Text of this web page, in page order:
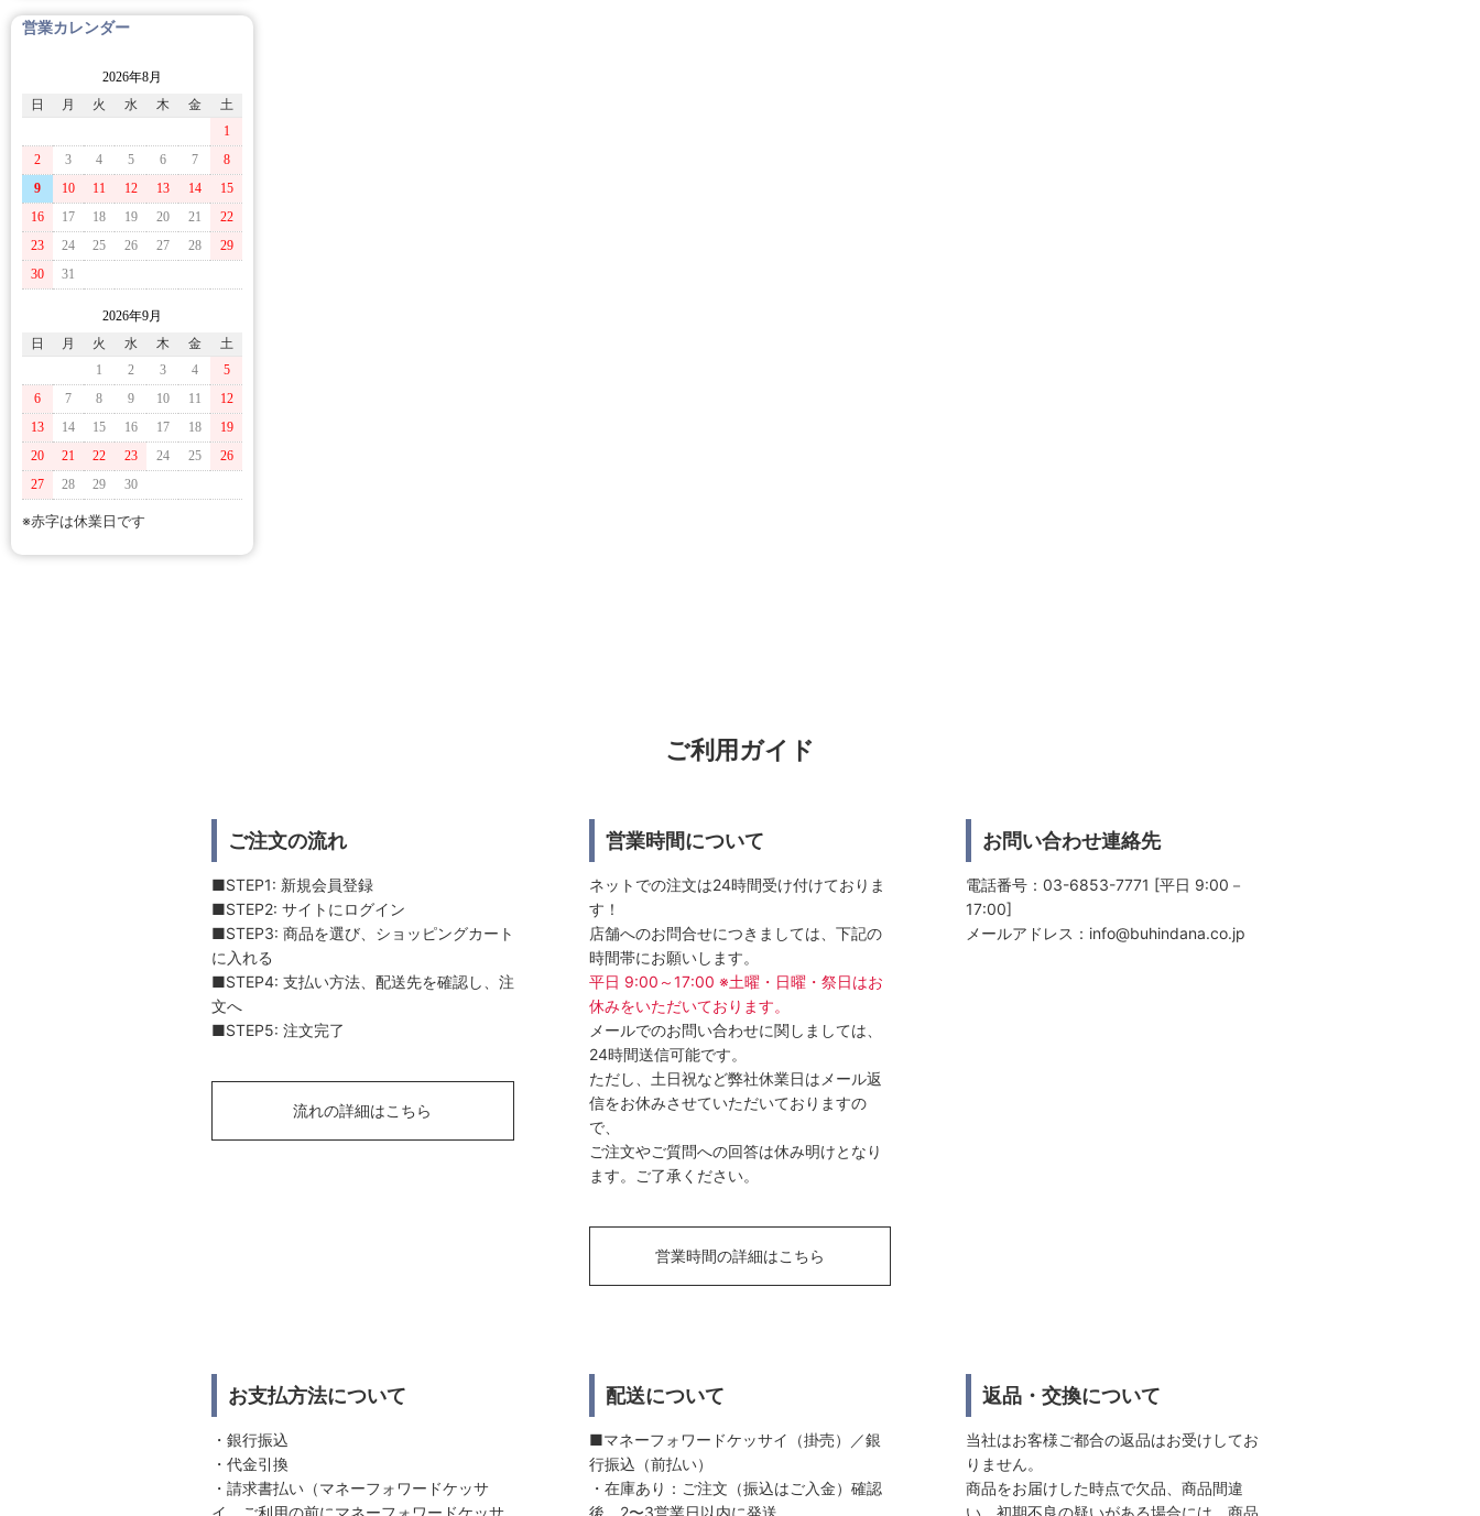
営業カレンダー
2026年8月
日
月 火 水 木 金
土
1
2
3 4 5 6 7
8
9
10 11 12 13 14
15
16
17 18 19 20 21
22
23
24 25 26 27 28
29
30
31
2026年9月
日
月 火 水 木 金
土
1
2 3 4
5
6
7 8 9 10 11
12
13
14 15 16 17 18
19
20
21 22 23 24 25
26
27
28 29 30
※赤字は休業日です
ご利用ガイド
ご注文の流れ
■STEP1: 新規会員登録
■STEP2: サイトにログイン
■STEP3: 商品を選び、ショッピングカート
に入れる
■STEP4: 支払い方法、配送先を確認し、注
文へ
■STEP5: 注文完了
流れの詳細はこちら
営業時間について
ネットでの注文は24時間受け付けておりま
す！
店舗へのお問合せにつきましては、下記の
時間帯にお願いします。
平日 9:00～17:00 ※土曜・日曜・祭日はお
休みをいただいております。
メールでのお問い合わせに関しましては、
24時間送信可能です。
ただし、土日祝など弊社休業日はメール返
信をお休みさせていただいておりますの
で、
ご注文やご質問への回答は休み明けとなり
ます。ご了承ください。
営業時間の詳細はこちら
お問い合わせ連絡先
電話番号：03-6853-7771 [平日 9:00－
17:00]
メールアドレス： info@buhindana.co.jp
お支払方法について
・銀行振込
・代金引換
・請求書払い（マネーフォワードケッサ
イ。ご利用の前にマネーフォワードケッサ
配送について
■マネーフォワードケッサイ（掛売）／銀
行振込（前払い）
・在庫あり：ご注文（振込はご入金）確認
後、2〜3営業日以内に発送
返品・交換について
当社はお客様ご都合の返品はお受けしてお
りません。
商品をお届けした時点で欠品、商品間違
い、初期不良の疑いがある場合には、商品